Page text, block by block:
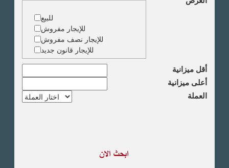
جاردن سيتى
دقى
المهندسين
الجيزة
العجوزة
وسط البلد
مصر الجديدة
مدينة نصر
السادس من اكتوبر
الشيخ زايد
للبيع
للإيجار مفروش
للإيجار نصف مفروش
للإيجار قانون جديد
أقل ميزانية
أعلى ميزانية
العملة